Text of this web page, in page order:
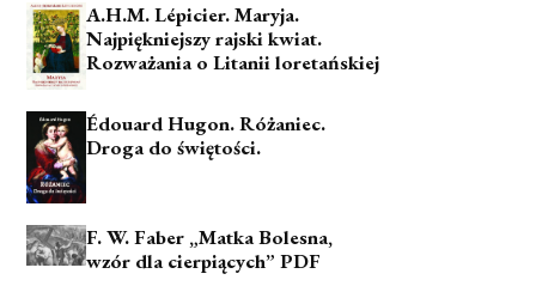
A.H.M. Lépicier. Maryja.
Najpiękniejszy rajski kwiat.
Rozważania o Litanii loretańskiej
Édouard Hugon. Różaniec.
Droga do świętości.
F. W. Faber „Matka Bolesna,
wzór dla cierpiących” PDF